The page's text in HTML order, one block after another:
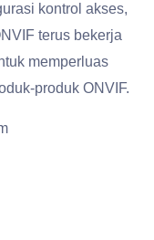
kontrol akses,
terus bekerja
memperluas
produk ONVIF.